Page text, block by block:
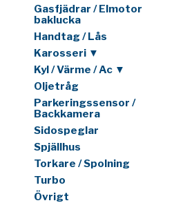
Gasfjädrar / Elmotor
baklucka
Handtag / Lås
Karosseri ▼
Kyl / Värme / Ac ▼
Oljetråg
Parkeringssensor /
Backkamera
Sidospeglar
Spjällhus
Torkare / Spolning
Turbo
Övrigt